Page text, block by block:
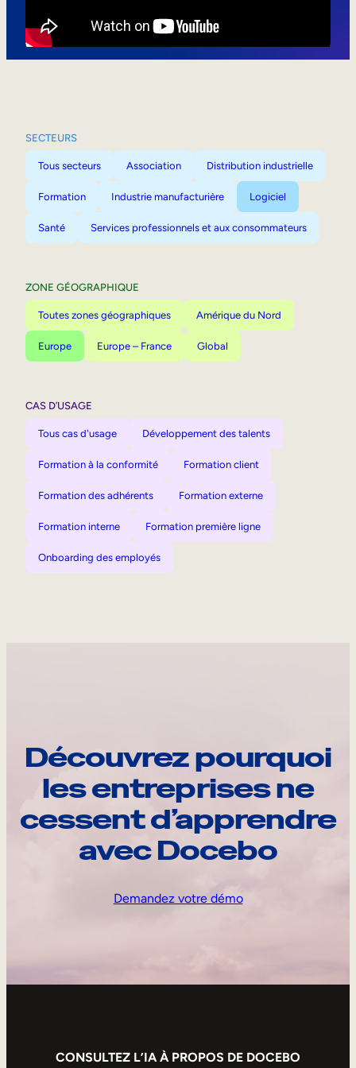
SECTEURS
Tous secteurs Association Distribution industrielle
Formation Industrie manufacturière Logiciel
Santé Services professionnels et aux consommateurs
ZONE GÉOGRAPHIQUE
Toutes zones géographiques Amérique du Nord
Europe Europe – France Global
CAS D’USAGE
Tous cas d'usage Développement des talents
Formation à la conformité Formation client
Formation des adhérents Formation externe
Formation interne Formation première ligne
Onboarding des employés
Découvrez pourquoi
les entreprises ne
cessent d’apprendre
avec Docebo
Demandez votre démo
CONSULTEZ L’IA À PROPOS DE DOCEBO